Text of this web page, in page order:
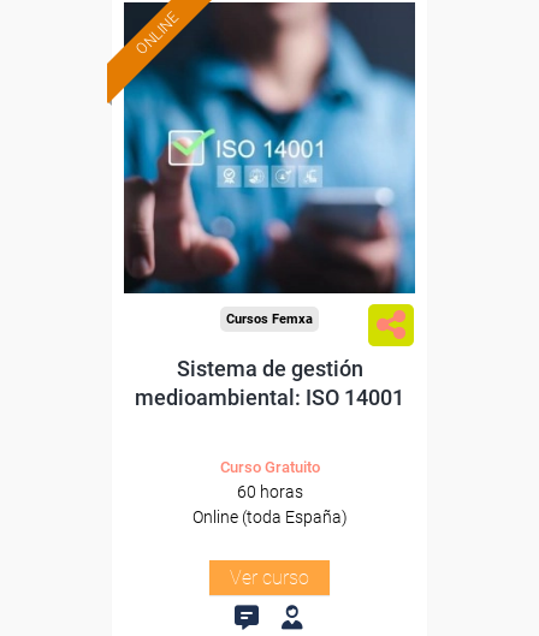
ONLINE
Formación 100%
subvencionada.
Para desempleados,
trabajadores y autónomos.
Sector
-Metal.
Cursos Femxa
Sistema de gestión
medioambiental: ISO 14001
Curso Gratuito
60 horas
Online (toda España)
Ver curso